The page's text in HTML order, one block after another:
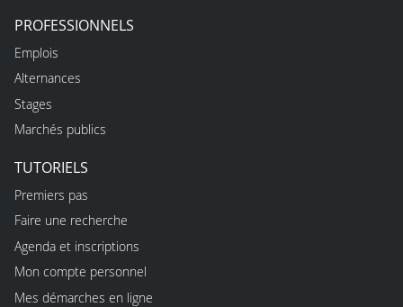
PROFESSIONNELS
Emplois
Alternances
Stages
Marchés publics
TUTORIELS
Premiers pas
Faire une recherche
Agenda et inscriptions
Mon compte personnel
Mes démarches en ligne